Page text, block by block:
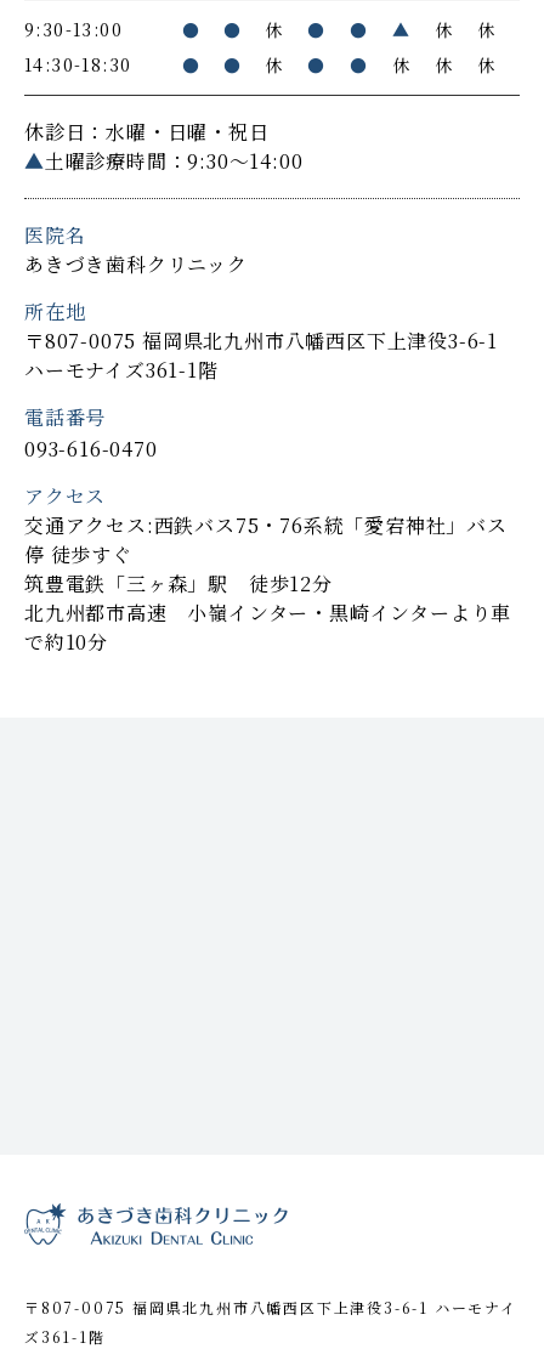
9:30-13:00 ● ● 休 ● ● ▲ 休
休
14:30-18:30
● ● 休 ● ● 休 休 休
休診日：水曜・日曜・祝日
▲土曜診療時間：9:30～14:00
医院名
あきづき歯科クリニック
所在地
〒807-0075 福岡県北九州市八幡西区下上津役3-6-1
ハーモナイズ361-1階
電話番号
093-616-0470
アクセス
交通アクセス:西鉄バス75・76系統「愛宕神社」バス
停 徒歩すぐ
筑豊電鉄「三ヶ森」駅 徒歩12分
北九州都市高速 小嶺インター・黒崎インターより車
で約10分
〒807-0075 福岡県北九州市八幡西区下上津役3-6-1 ハーモナイ
ズ361-1階